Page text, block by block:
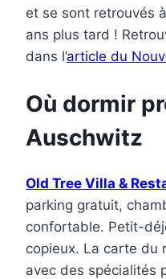
et se sont retrouvés
ans plus tard !
dans l’article du
Où dormir
Auschwitz
Old Tree Villa &
parking gratuit,
confortable. Petit-
copieux. La carte du
avec des spécialités